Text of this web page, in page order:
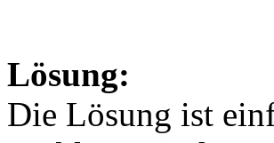
Lösung:
Die Lösung ist